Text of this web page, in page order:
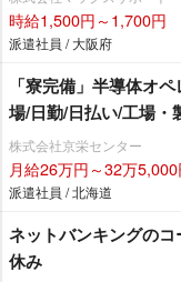
時給1,500円～1,700円
派遣社員 / 大阪府
「寮完備」半導体オ
場/日勤/日払い/工場・
株式会社京栄センター
月給26万円～32万5,000
派遣社員 / 北海道
ネットバンキングの
休み